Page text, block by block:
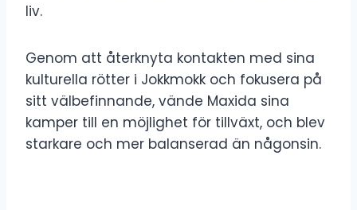
liv.
Genom att återknyta kontakten med sina
kulturella rötter i Jokkmokk och fokusera på
sitt välbefinnande, vände Maxida sina
kamper till en möjlighet för tillväxt, och blev
starkare och mer balanserad än någonsin.